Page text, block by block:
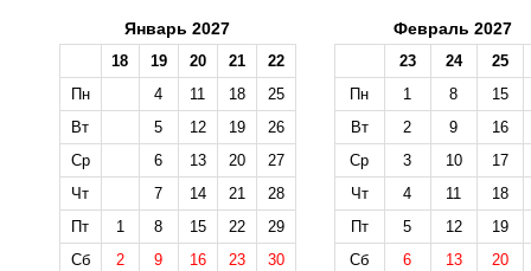
Январь 2027
18 19 20 21
22
Пн
4 11 18
25
Вт
5 12 19
26
Ср
6 13 20
27
Чт
7 14 21
28
Пт
1 8 15 22
29
Сб
2 9 16 23
30
Февраль 2027
23 24
25
Пн
1 8
15
Вт
2 9
16
Ср
3 10
17
Чт
4 11
18
Пт
5 12
19
Сб
6 13
20